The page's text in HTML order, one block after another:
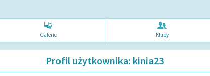
Galerie Kluby
Profil użytkownika: kinia23